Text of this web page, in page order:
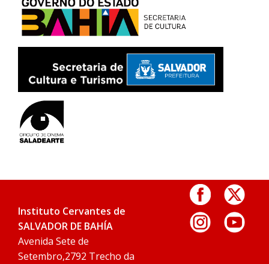
Instituto Cervantes de
SALVADOR DE BAHÍA
Avenida Sete de
Setembro,2792 Trecho da